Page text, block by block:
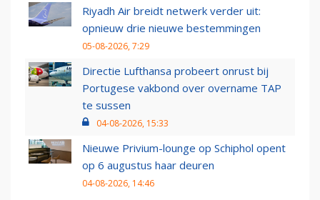
Riyadh Air breidt netwerk verder uit:
opnieuw drie nieuwe bestemmingen
05-08-2026, 7:29
Directie Lufthansa probeert onrust bij
Portugese vakbond over overname TAP
te sussen
04-08-2026, 15:33
Nieuwe Privium-lounge op Schiphol opent
op 6 augustus haar deuren
04-08-2026, 14:46